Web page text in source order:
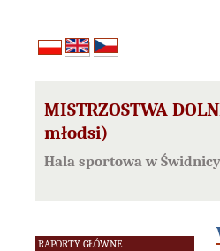
MISTRZOSTWA
młodsi)
Hala sportowa w
RAPORTY GŁÓWNE